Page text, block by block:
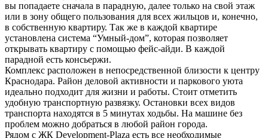
вы попадаете сначала в парадную, далее только на свой этаж
или в зону общего пользования для всех жильцов и, конечно,
в собственную квартиру. Так же в каждой квартире
установлена система “Умный-дом”, которая позволяет
открывать квартиру с помощью фейс-айди. В каждой
парадной есть консьержи.
Комплекс расположен в непосредственной близости к центру
Краснодара. Район деловой активности и паркового уюта
идеально подходит для жизни и работы. Стоит отметить
удобную транспортную развязку. Остановки всех видов
транспорта находятся в 5 минутах ходьбы. На машине без
проблем можно добраться в любой район города.
Рядом с ЖК Development-Plaza есть все необходимые